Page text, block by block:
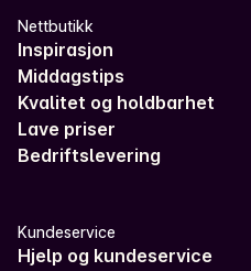
Nettbutikk
Inspirasjon
Middagstips
Kvalitet og holdbarhet
Lave priser
Bedriftslevering
Kundeservice
Hjelp og kundeservice